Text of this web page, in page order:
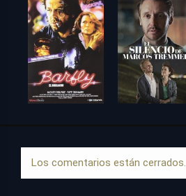
Los comentarios están cerrados.